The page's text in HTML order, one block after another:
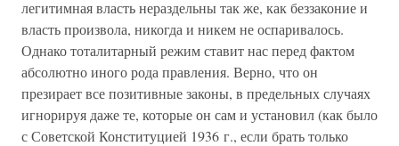
легитимная власть нераздельны так же, как беззаконие и
власть произвола, никогда и никем не оспаривалось.
Однако тоталитарный режим ставит нас перед фактом
абсолютно иного рода правления. Верно, что он
презирает все позитивные законы, в предельных случаях
игнорируя даже те, которые он сам и установил (как было
с Советской Конституцией 1936 г., если брать только